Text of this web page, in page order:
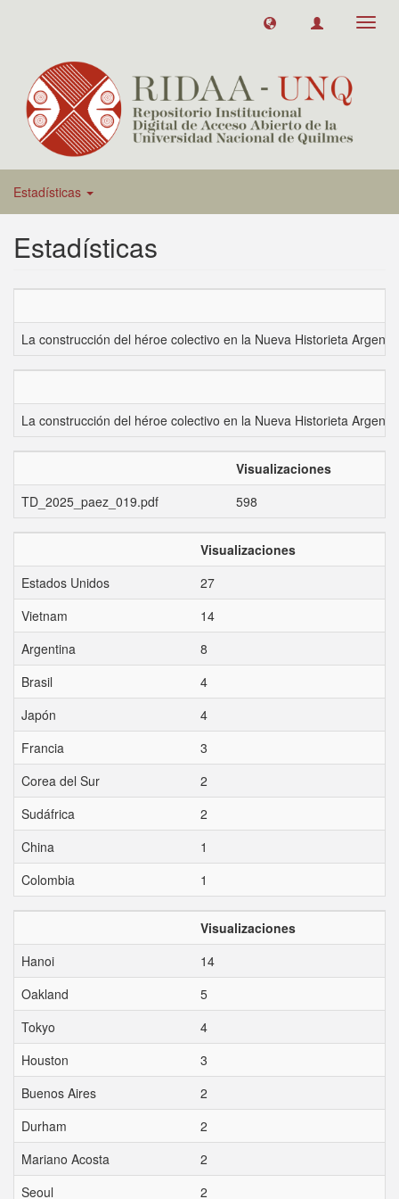
Estadísticas
Estadísticas
La construcción del héroe colectivo en la Nueva Historieta
La construcción del héroe colectivo en la Nueva Historieta
Visualizaciones
TD_2025_paez_019.pdf
598
Visualizaciones
Estados Unidos
27
Vietnam
14
Argentina
8
Brasil
4
Japón
4
Francia
3
Corea del Sur
2
Sudáfrica
2
China
1
Colombia
1
Visualizaciones
Hanoi
14
Oakland
5
Tokyo
4
Houston
3
Buenos Aires
2
Durham
2
Mariano Acosta
2
Seoul
2